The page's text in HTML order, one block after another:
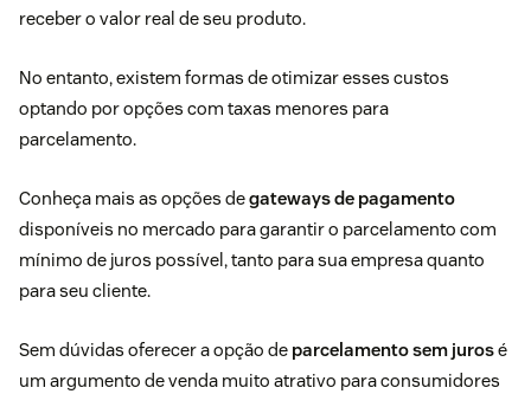
receber o valor real de seu produto.
No entanto, existem formas de otimizar esses custos
optando por opções com taxas menores para
parcelamento.
Conheça mais as opções degateways de pagamento
disponíveis no mercado para garantir o parcelamento com
mínimo de juros possível, tanto para sua empresa quanto
para seu cliente.
Sem dúvidas oferecer a opção de parcelamento sem jurosé
um argumento de venda muito atrativo para consumidores